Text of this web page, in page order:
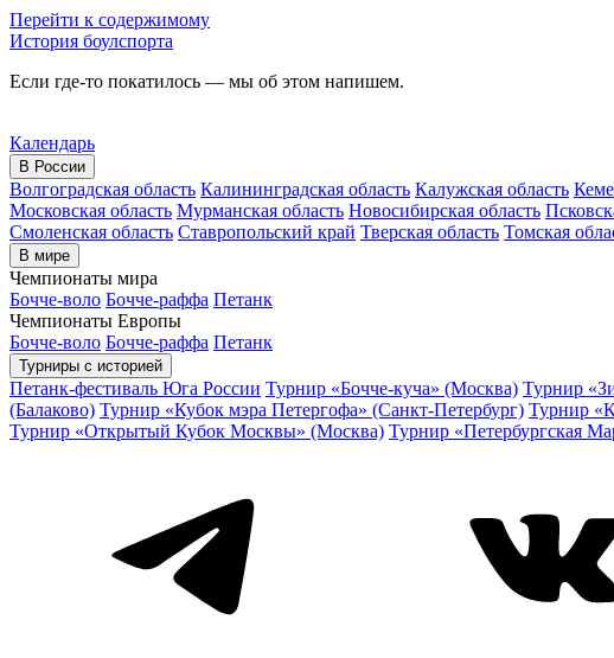
Перейти к содержимому
История боулспорта
Если где-то покатилось — мы об этом напишем.
Календарь
В России
Волгоградская область Калининградская область Калужская область
Московская область Мурманская область Новосибирская область
Смоленская область Ставропольский край Тверская область Томская
В мире
Чемпионаты мира
Бочче-воло Бочче-раффа Петанк
Чемпионаты Европы
Бочче-воло Бочче-раффа Петанк
Турниры с историей
Петанк-фестиваль Юга России Турнир «Бочче-куча» (Москва) Турнир
(Балаково) Турнир «Кубок мэра Петергофа» (Санкт-Петербург) Турнир
Турнир «Открытый Кубок Москвы» (Москва) Турнир «Петербургская